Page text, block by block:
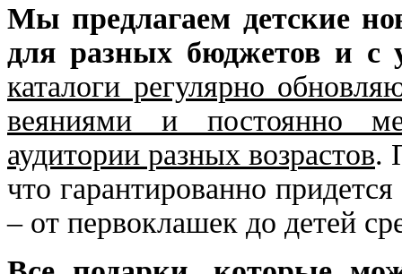
Мы предлагаем детские
для разных бюджетов и с
каталоги регулярно
веяниями и постоянно
аудитории разных возрастов.
что гарантированно
– от первоклашек до детей